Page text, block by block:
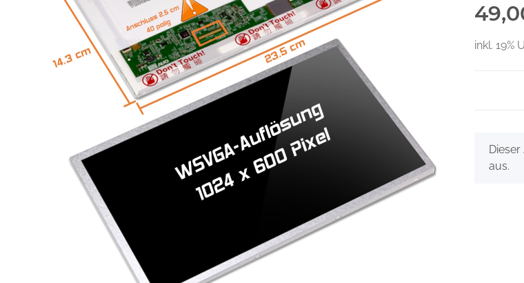
inkl. 19%
x
aus.